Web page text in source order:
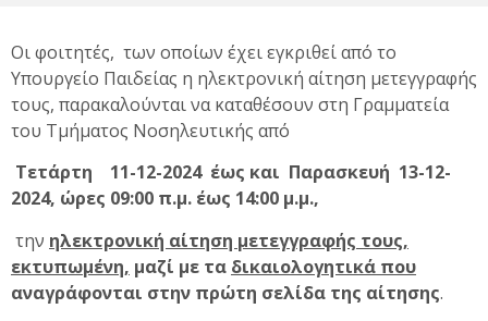
Οι φοιτητές, των οποίων έχει εγκριθεί από το
Υπουργείο Παιδείας η ηλεκτρονική αίτηση μετεγγραφής
τους, παρακαλούνται να καταθέσουν στη Γραμματεία
του Τμήματος Νοσηλευτικής από
Τετάρτη 11-12-2024 έως και Παρασκευή 13-12-
2024, ώρες 09:00 π.μ. έως 14:00 μ.μ.,
την ηλεκτρονική αίτηση μετεγγραφής τους,
εκτυπωμένη, μαζί με τα δικαιολογητικά που
αναγράφονται στην πρώτη σελίδα της αίτησης.